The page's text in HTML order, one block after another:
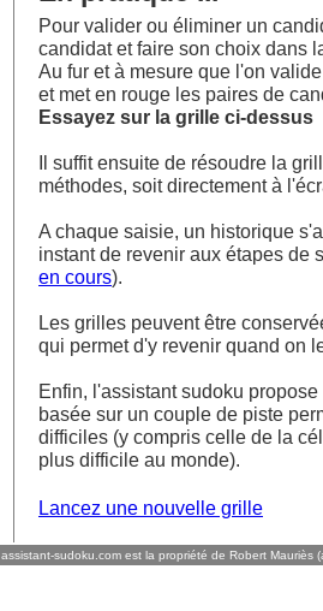
Pour valider ou éliminer un
candidat et faire son choix dans
Au fur et à mesure que l'on
et met en rouge les paires de
Essayez sur la grille ci-dessus
Il suffit ensuite de résoudre la
méthodes, soit directement à
A chaque saisie, un historique
instant de revenir aux étapes de
en cours).
Les grilles peuvent être
qui permet d'y revenir quand on
Enfin, l'assistant sudoku
basée sur un couple de piste
difficiles (y compris celle de la
plus difficile au monde).
Lancez une nouvelle grille
assistant-sudoku.com est la propriété de Robert Mauriès